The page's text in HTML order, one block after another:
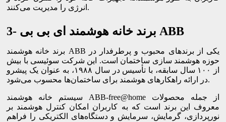
انرژی را مدیریت می‌کنند.
3- برند خانه هوشمند ای بی بی ABB
برند خانه هوشمند ABB یکی از برندهای محبوب و پرطرفدار در
حوزه هوشمند سازی ساختمان است. این شرکت سوئیسی با بیش
از ۱۰۰ سال سابقه، با تأسیس در سال ۱۹۸۸، به عنوان یک پیشرو
در ارائه راهکارهای هوشمند برای ساختمان‌ها محسوب می‌شود.
سیستم خانه هوشمند ABB-free@home از جمله محصولات
معروف این برند است که به کاربران امکان کنترل هوشمند بر
نورپردازی، گرمایش، سرمایش و دستگاه‌های الکتریکی را فراهم